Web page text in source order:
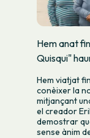
Hem anat
Quisqui"
Hem viatjat
conèixer la
mitjançant
el creador
demostrar
sense ànim